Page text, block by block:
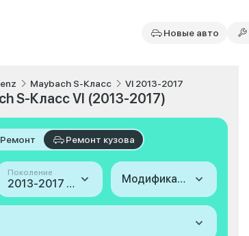
Новые авто
Maybach S-Класс VI 2013-2017
S-Класс VI (2013-2017)
Ремонт Ремонт кузова
Поколение
2013-2017 (VI) Модификация